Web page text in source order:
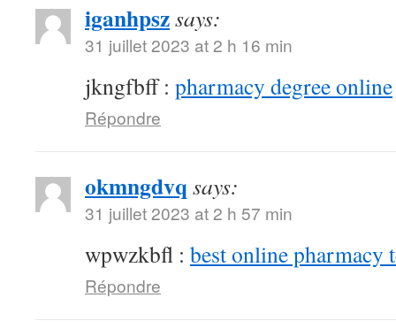
iganhpszsays:
31 juillet 2023 at 2 h 16 min
jkngfbff : pharmacy degree online
Répondre
okmngdvq says:
31 juillet 2023 at 2 h 57 min
wpwzkbfl : best online pharmacy
Répondre